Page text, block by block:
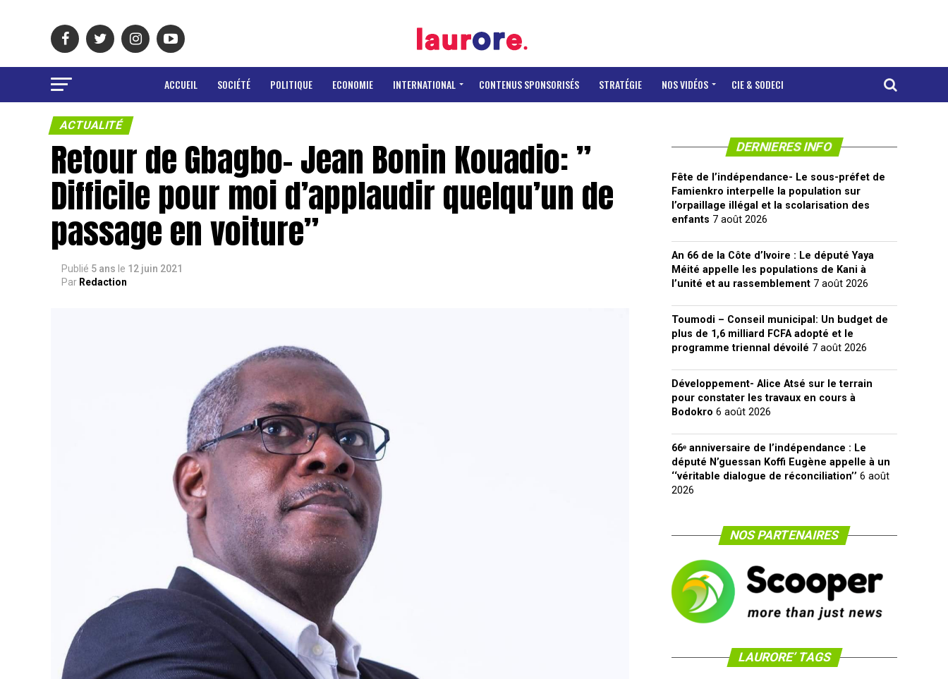
ACCUEIL SOCIÉTÉ POLITIQUE ECONOMIE INTERNATIONAL CONTENUS SPONSORISÉS STRATÉGIE NOS VIDÉOS CIE & SODECI
ACTUALITÉ
Retour de Gbagbo- Jean Bonin Kouadio: ”
Difficile pour moi d’applaudir quelqu’un de
passage en voiture”
Publié 5 ans le 12 juin 2021
Par Redaction
DERNIERES INFO
Fête de l’indépendance- Le sous-préfet de
Famienkro interpelle la population sur
l’orpaillage illégal et la scolarisation des
enfants 7 août 2026
An 66 de la Côte d’Ivoire : Le député Yaya
Méité appelle les populations de Kani à
l’unité et au rassemblement 7 août 2026
Toumodi – Conseil municipal: Un budget de
plus de 1,6 milliard FCFA adopté et le
programme triennal dévoilé 7 août 2026
Développement- Alice Atsé sur le terrain
pour constater les travaux en cours à
Bodokro 6 août 2026
66ᵉ anniversaire de l’indépendance : Le
député N’guessan Koffi Eugène appelle à un
‘‘véritable dialogue de réconciliation’’ 6 août
2026
NOS PARTENAIRES
LAURORE’ TAGS